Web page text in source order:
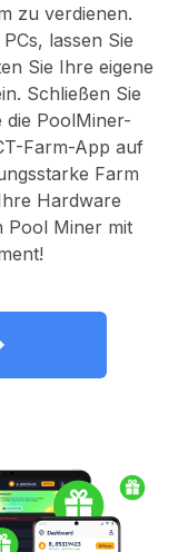
zu verdienen.
lassen Sie
Sie Ihre eigene
Schließen Sie
die PoolMiner-
Farm-App auf
Farm
Hardware
Pool Minermit